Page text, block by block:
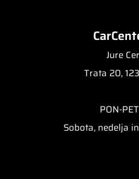
Jure
Trata 20,
PON-PET
Sobota, nedelja